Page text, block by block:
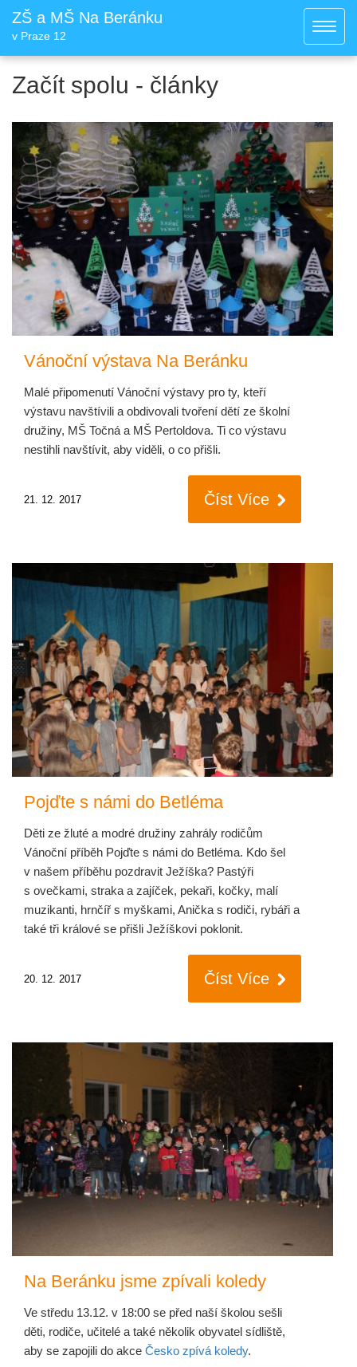
ZŠ a MŠ Na Beránku
v Praze 12
Začít spolu - články
Vánoční výstava Na Beránku
Malé připomenutí Vánoční výstavy pro ty, kteří
výstavu navštívili a obdivovali tvoření dětí ze školní
družiny, MŠ Točná a MŠ Pertoldova. Ti co výstavu
nestihli navštívit, aby viděli, o co přišli.
21. 12. 2017 Číst Více
Pojďte s námi do Betléma
Děti ze žluté a modré družiny zahrály rodičům
Vánoční příběh Pojďte s námi do Betléma. Kdo šel
v našem příběhu pozdravit Ježíška? Pastýři
s ovečkami, straka a zajíček, pekaři, kočky, malí
muzikanti, hrnčíř s myškami, Anička s rodiči, rybáři a
také tři králové se přišli Ježíškovi poklonit.
20. 12. 2017 Číst Více
Na Beránku jsme zpívali koledy
Ve středu 13.12. v 18:00 se před naší školou sešli
děti, rodiče, učitelé a také několik obyvatel sídliště,
aby se zapojili do akce Česko zpívá koledy.